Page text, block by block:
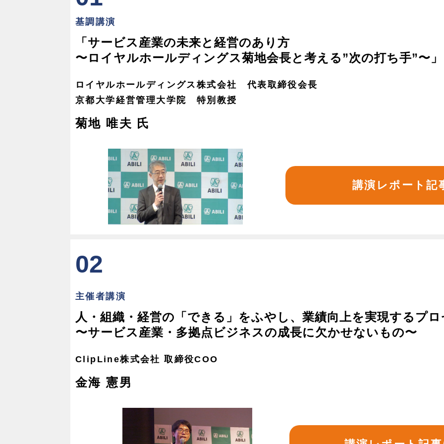
基調講演
「サービス産業の未来と経営のあり方
〜ロイヤルホールディングス菊地会長と考える”次の打ち手”〜」
ロイヤルホールディングス株式会社 代表取締役会長
京都大学経営管理大学院 特別教授
菊地 唯夫 氏
講演レポート記
02
主催者講演
人・組織・経営の「できる」をふやし、業績向上を実現するプ
〜サービス産業・多拠点ビジネスの成長に欠かせないもの〜
ClipLine株式会社 取締役COO
金海 憲男